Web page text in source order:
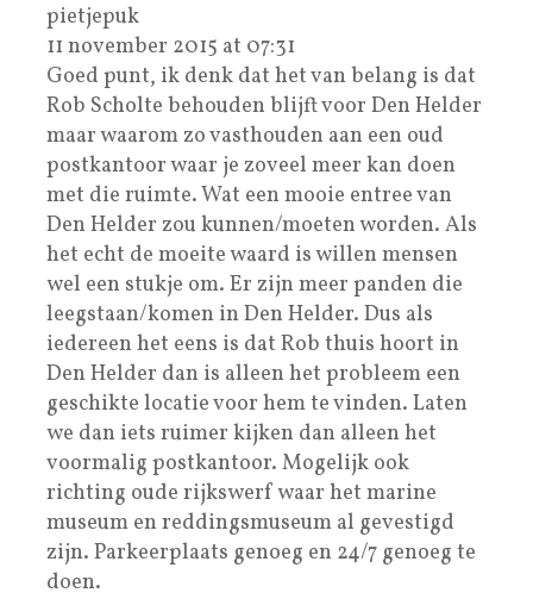
pietjepuk
11 november 2015 at 07:31
Goed punt, ik denk dat het van belang is dat
Rob Scholte behouden blijft voor Den Helder
maar waarom zo vasthouden aan een oud
postkantoor waar je zoveel meer kan doen
met die ruimte. Wat een mooie entree van
Den Helder zou kunnen/moeten worden. Als
het echt de moeite waard is willen mensen
wel een stukje om. Er zijn meer panden die
leegstaan/komen in Den Helder. Dus als
iedereen het eens is dat Rob thuis hoort in
Den Helder dan is alleen het probleem een
geschikte locatie voor hem te vinden. Laten
we dan iets ruimer kijken dan alleen het
voormalig postkantoor. Mogelijk ook
richting oude rijkswerf waar het marine
museum en reddingsmuseum al gevestigd
zijn. Parkeerplaats genoeg en 24/7 genoeg te
doen.